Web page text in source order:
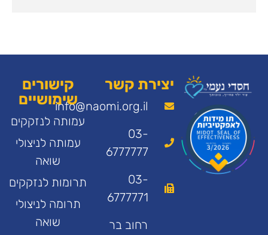
יצירת קשר
info@naomi.org.il
03-
6777777
03-
6777771
רחוב בר
קישורים
שימושיים
עמותה לנזקקים
עמותה לניצולי
שואה
תרומות לנזקקים
תרומה לניצולי
שואה